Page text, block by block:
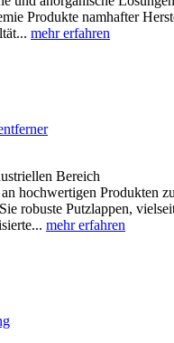
Produkte namhafter
mehr erfahren
Bereich
hochwertigen Produkten
robuste Putzlappen,
mehr erfahren